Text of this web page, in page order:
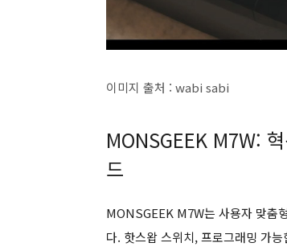
이미지 출처 : wabi sabi
MONSGEEK M7W:
드
MONSGEEK M7W는 사용자 맞춤
다. 핫스왑 스위치, 프로그래밍 가